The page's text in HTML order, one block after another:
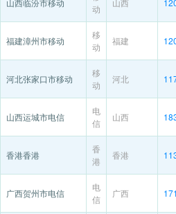
山西临汾市移动
动
山西
福建漳州市移动
移
动
福建
河北张家口市移动
移
动
河北
山西运城市电信
电
信
山西
香港香港
香
港
香港
广西贺州市电信
电
信
广西